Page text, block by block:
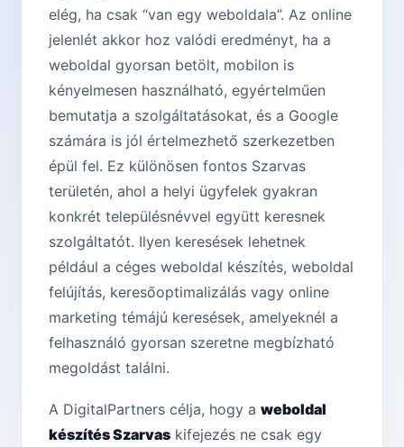
elég, ha csak “van egy weboldala”. Az online
jelenlét akkor hoz valódi eredményt, ha a
weboldal gyorsan betölt, mobilon is
kényelmesen használható, egyértelműen
bemutatja a szolgáltatásokat, és a Google
számára is jól értelmezhető szerkezetben
épül fel. Ez különösen fontos Szarvas
területén, ahol a helyi ügyfelek gyakran
konkrét településnévvel együtt keresnek
szolgáltatót. Ilyen keresések lehetnek
például a céges weboldal készítés, weboldal
felújítás, keresőoptimalizálás vagy online
marketing témájú keresések, amelyeknél a
felhasználó gyorsan szeretne megbízható
megoldást találni.
A DigitalPartners célja, hogy a weboldal
készítés Szarvas kifejezés ne csak egy